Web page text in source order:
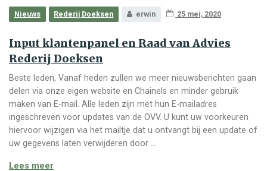
Nieuws Rederij Doeksen erwin 25 mei, 2020
Input klantenpanel en Raad van Advies
Rederij Doeksen
Beste leden, Vanaf heden zullen we meer nieuwsberichten gaan
delen via onze eigen website en Chainels en minder gebruik
maken van E-mail. Alle leden zijn met hun E-mailadres
ingeschreven voor updates van de OVV. U kunt uw voorkeuren
hiervoor wijzigen via het mailtje dat u ontvangt bij een update of
uw gegevens laten verwijderen door …
Lees meer